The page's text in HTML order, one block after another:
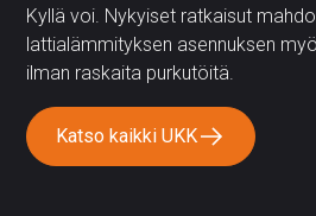
Kyllä voi. Nykyiset ratkaisut
lattialämmityksen asennuksen
ilman raskaita purkutöitä.
Katso kaikki UKK